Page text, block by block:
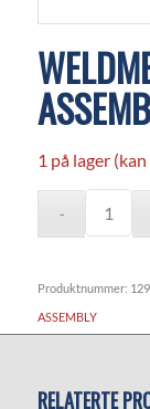
1 på lager
Produktnummer:
ASSEMBLY
RELATERTE